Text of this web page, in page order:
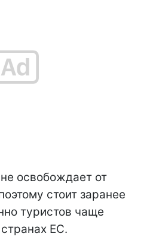
освобождает от
стоит заранее
туристов чаще
ЕС.